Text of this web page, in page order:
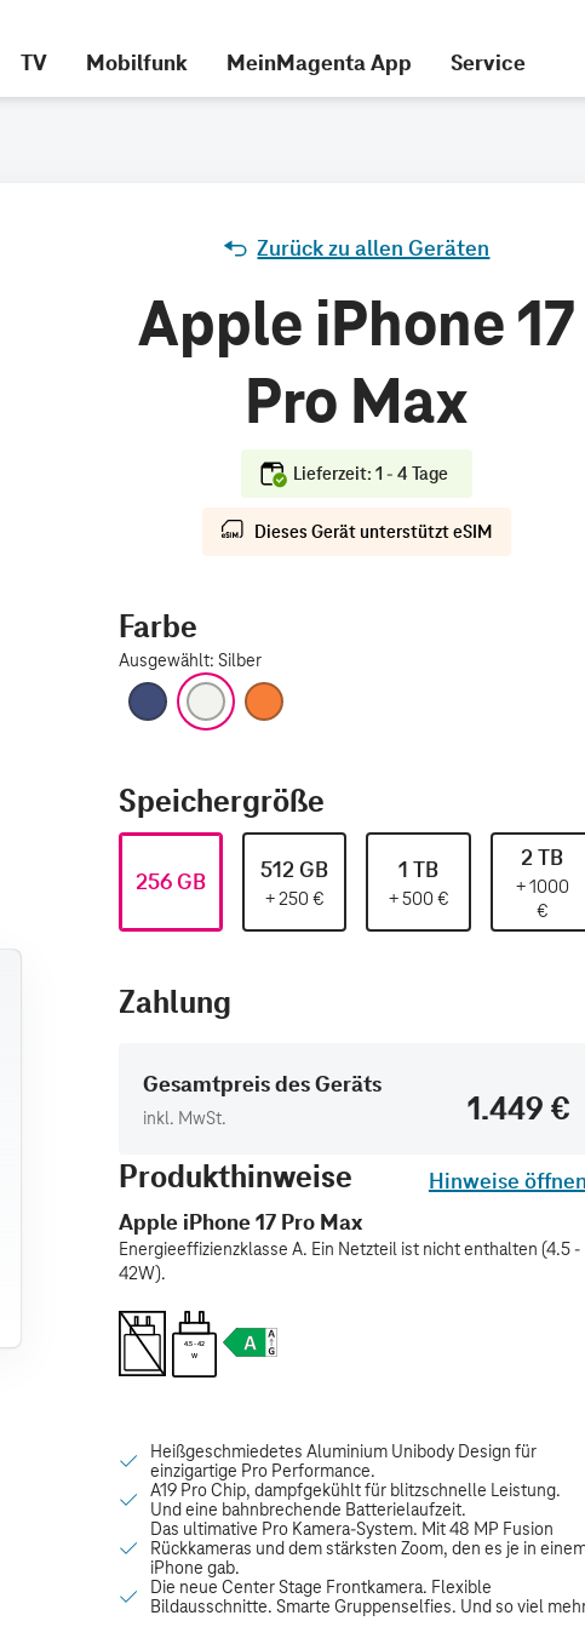
TV Mobilfunk MeinMagenta App Service
Zurück zu allen Geräten
Apple iPhone 17
Pro Max
Lieferzeit: 1 - 4 Tage
Dieses Gerät unterstützt eSIM
Farbe
Ausgewählt: Silber
Tiefblau
Silber
Speichergröße
256 GB 512 GB
+250 €
1 TB
+500 €
2 TB
+1000
€
Zahlung
Gesamtpreis des Geräts
inkl. MwSt.
1.449 €
Produkthinweise
Hinweise
Apple iPhone 17 Pro Max
Energieeffizienzklasse A. Ein Netzteil ist nicht enthalten (4.5 -
42W).
4.5 - 42
W